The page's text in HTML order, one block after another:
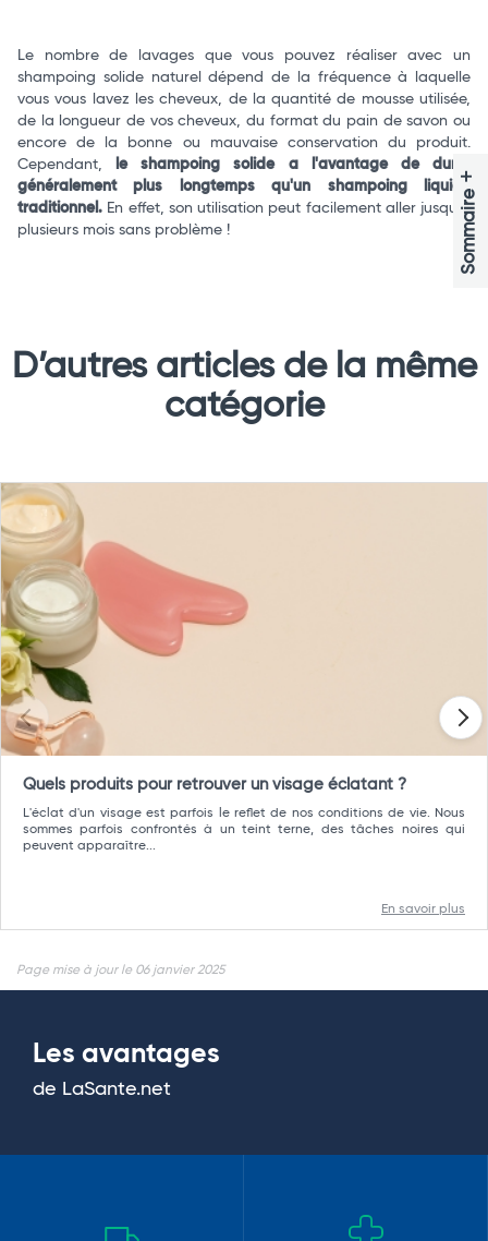
Sommaire
+
Le nombre de lavages que vous pouvez réaliser avec un
shampoing solide naturel dépend de la fréquence à laquelle
vous vous lavez les cheveux, de la quantité de mousse utilisée,
de la longueur de vos cheveux, du format du pain de savon ou
encore de la bonne ou mauvaise conservation du produit.
Cependant,
le shampoing solide a l'avantage de durer
généralement plus longtemps qu'un shampoing liquide
traditionnel. En effet, son utilisation peut facilement aller jusqu'à
plusieurs mois sans problème !
D’autres articles de la même
catégorie
Quels produits pour retrouver un visage éclatant ?
L'éclat d'un visage est parfois le reflet de nos conditions de vie. Nous
sommes parfois confrontés à un teint terne, des tâches noires qui
peuvent apparaître...
En savoir plus
Page mise à jour le 06 janvier 2025
Les avantages
de LaSante.net